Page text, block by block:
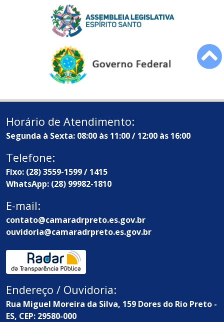
Horário de Atendimento:
Segunda à Sexta: 08:00 às 11:00 / 12:00 às 16:00
Telefone:
Fixo: (28) 3559-1599 / 1415
WhatsApp: (28) 99982-1810
E-mail:
contato@camaradrpreto.es.gov.br
ouvidoria@camaradrpreto.es.gov.br
Endereço / Ouvidoria:
Rua Miguel Moreira da Silva, 159 Dores do Rio Preto -
ES, CEP: 29580-000